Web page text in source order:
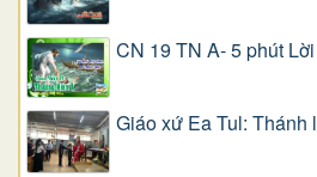
CN 19 TN A- 5 phút
Giáo xứ Ea Tul: Thánh